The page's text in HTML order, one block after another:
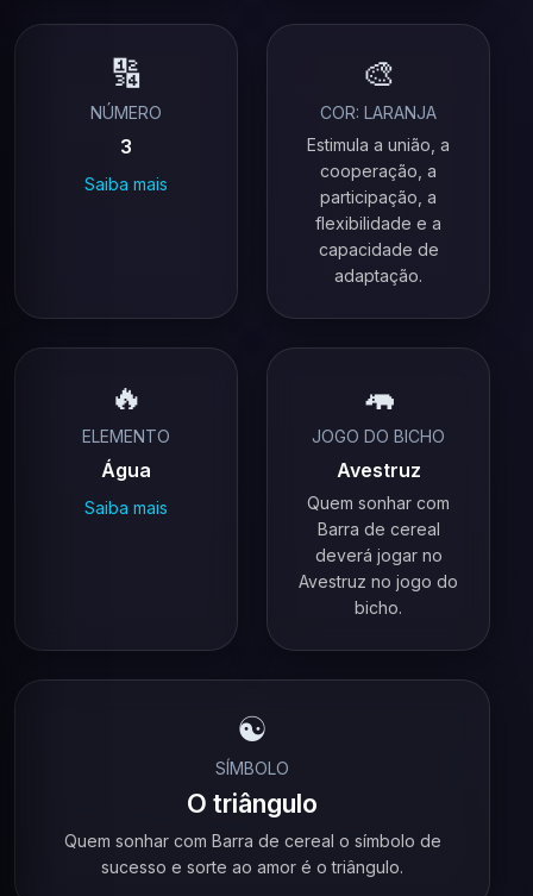
🔢
NÚMERO
3
Saiba mais
🎨
COR: LARANJA
Estimula a união, a
cooperação, a
participação, a
flexibilidade e a
capacidade de
adaptação.
🔥
ELEMENTO
Água
Saiba mais
🦛
JOGO DO BICHO
Avestruz
Quem sonhar com
Barra de cereal
deverá jogar no
Avestruz no jogo do
bicho.
☯️
SÍMBOLO
O triângulo
Quem sonhar com Barra de cereal o símbolo de
sucesso e sorte ao amor é o triângulo.